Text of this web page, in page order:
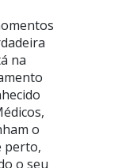
na
o
perto,
o seu